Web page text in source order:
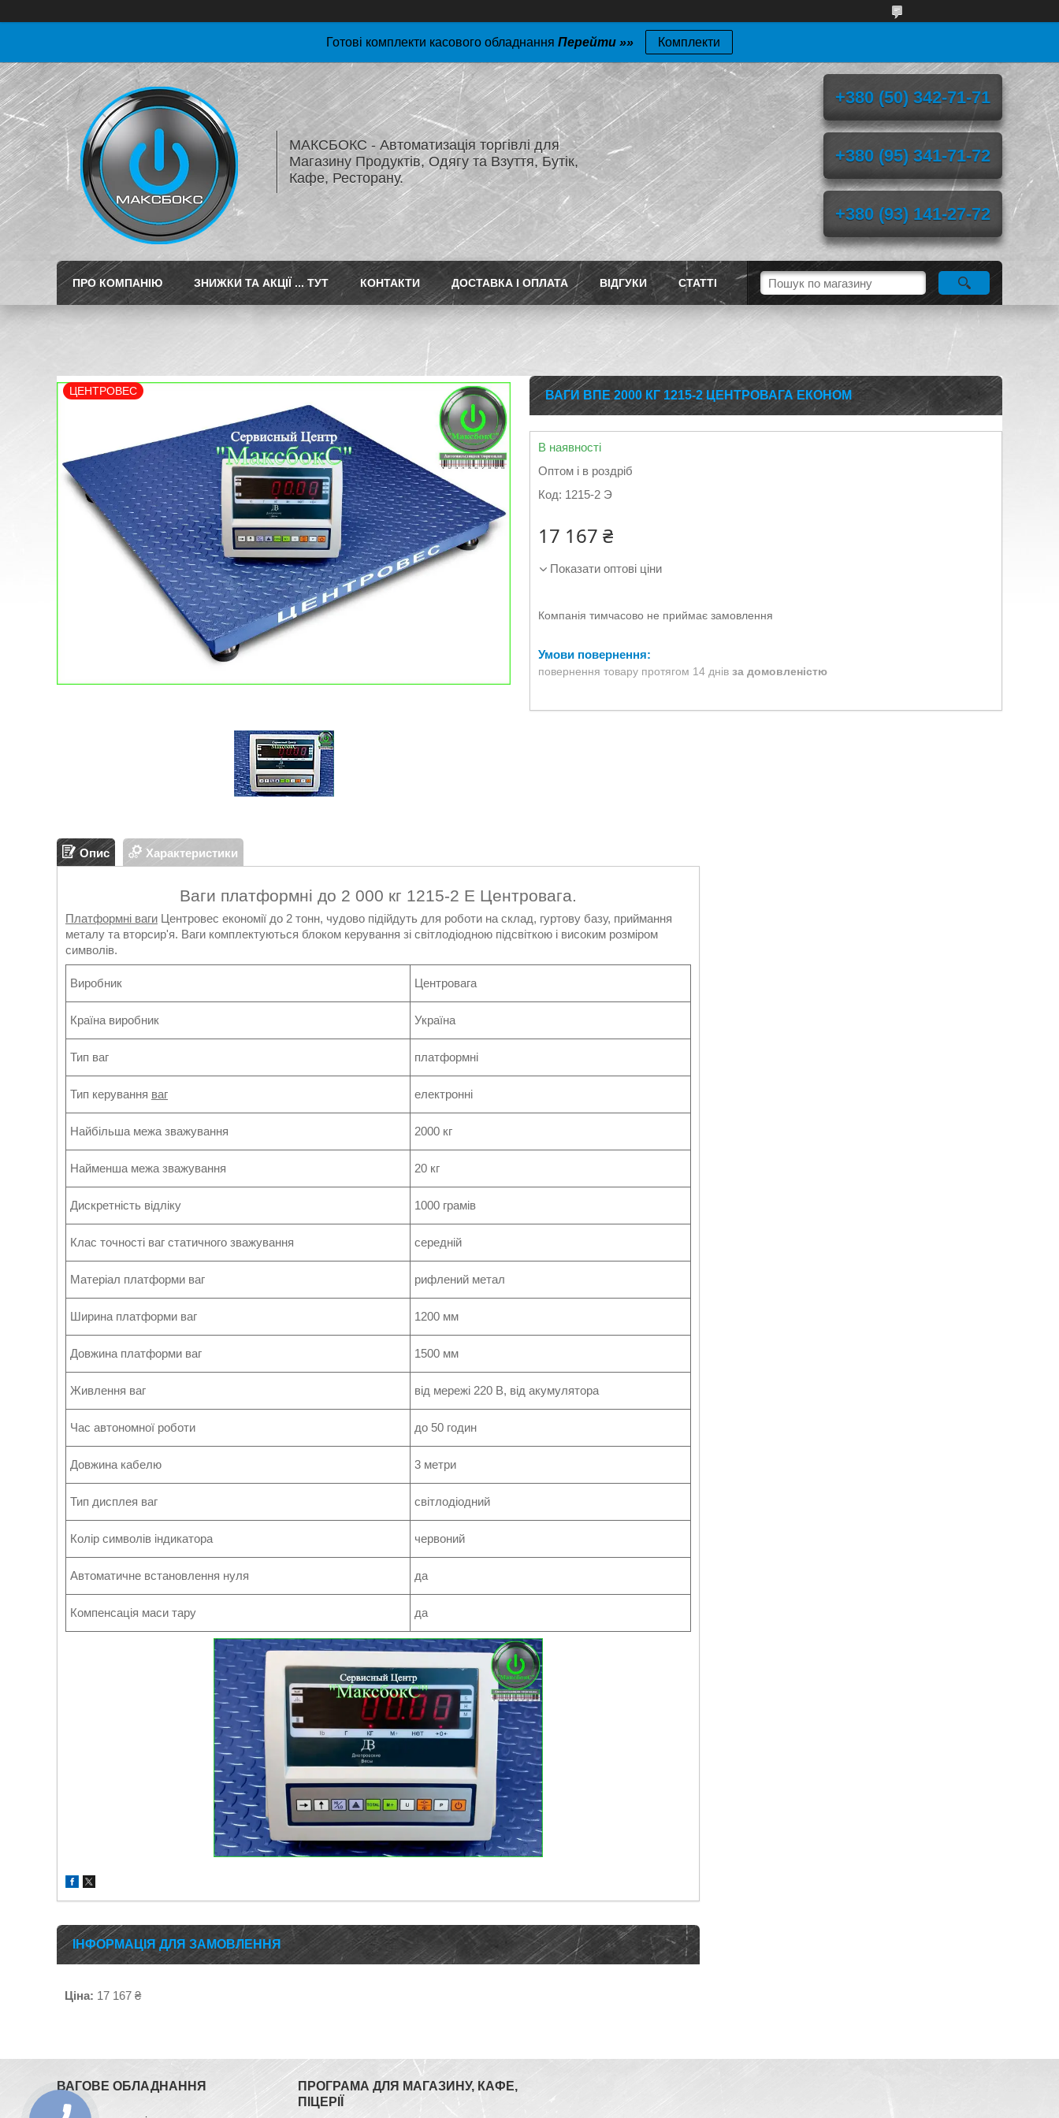
Готові комплекти касового обладнання Перейти »» Комплекти
МАКСБОКС - Автоматизація торгівлі для
Магазину Продуктів, Одягу та Взуття, Бутік,
Кафе, Ресторану.
+380 (50) 342-71-71
+380 (95) 341-71-72
+380 (93) 141-27-72
ПРО КОМПАНІЮ ЗНИЖКИ ТА АКЦІЇ ... ТУТ КОНТАКТИ ДОСТАВКА І ОПЛАТА ВІДГУКИ СТАТТІ
ЦЕНТРОВЕС ВАГИ ВПЕ 2000 КГ 1215-2 ЦЕНТРОВАГА ЕКОНОМ
В наявності
Оптом і в роздріб
Код: 1215-2 Э
17 167 ₴
Показати оптові ціни
Компанія тимчасово не приймає замовлення
повернення товару протягом 14 днів за домовленістю
Опис Характеристики
Ваги платформні до 2 000 кг 1215-2 Е Центровага.
Платформні ваги Центровес економії до 2 тонн, чудово підійдуть для роботи на склад, гуртову базу, приймання
металу та вторсир'я. Ваги комплектуються блоком керування зі світлодіодною підсвіткою і високим розміром
символів.
Виробник Центровага
Країна виробник Україна
Тип ваг платформні
Тип керування ваг електронні
Найбільша межа зважування 2000 кг
Найменша межа зважування 20 кг
Дискретність відліку 1000 грамів
Клас точності ваг статичного зважування середній
Матеріал платформи ваг рифлений метал
Ширина платформи ваг 1200 мм
Довжина платформи ваг 1500 мм
Живлення ваг від мережі 220 В, від акумулятора
Час автономної роботи до 50 годин
Довжина кабелю 3 метри
Тип дисплея ваг світлодіодний
Колір символів індикатора червоний
Автоматичне встановлення нуля да
Компенсація маси тару да
ІНФОРМАЦІЯ ДЛЯ ЗАМОВЛЕННЯ
Ціна: 17 167 ₴
ВАГОВЕ ОБЛАДНАННЯ
ПРОГРАМА ДЛЯ МАГАЗИНУ, КАФЕ,
ПІЦЕРІЇ